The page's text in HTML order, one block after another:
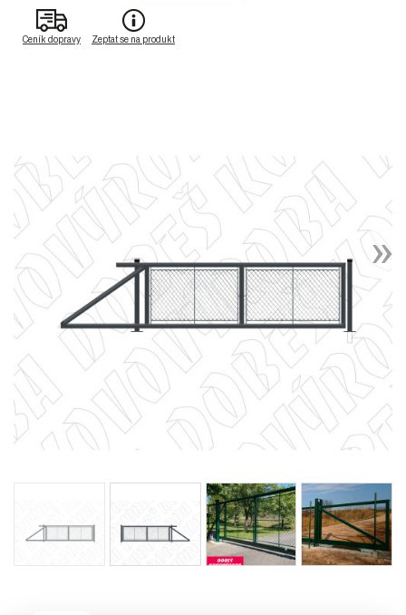
Ceník dopravy Zeptat se na produkt